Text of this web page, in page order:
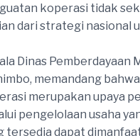
koperasi tidak
dari strategi nasional
Dinas Pemberdayaan
memandang
merupakan upaya
pengelolaan usaha
tersedia dapat